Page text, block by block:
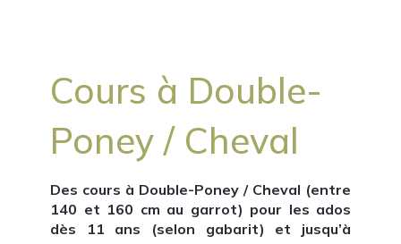
Cours à Double-
Poney / Cheval
Des cours à Double-Poney / Cheval (entre
140 et 160 cm au garrot) pour les ados
dès 11 ans (selon gabarit) et jusqu’à